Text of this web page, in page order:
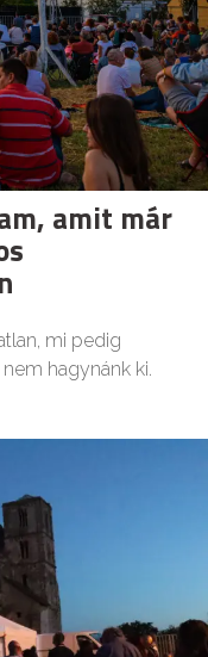
amit már
mi pedig
hagynánk ki.